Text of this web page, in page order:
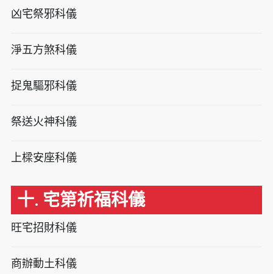
凶宅祭邪科儀
淨五方煞科儀
捉鬼驅邪科儀
祭送火神科儀
上樑安座科儀
十. 宅第祈福科儀
旺宅招財科儀
商辦動土科儀